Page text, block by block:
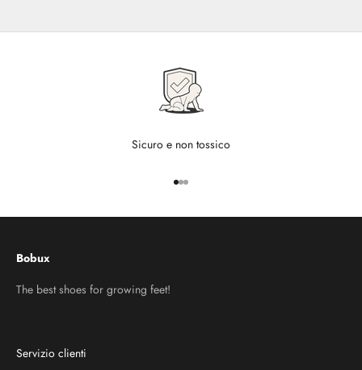
Sicuro e non tossico
Vai all'articolo 1
Vai all'articolo 2
Vai all'articolo 3
Bobux
The best shoes for growing feet!
Servizio clienti